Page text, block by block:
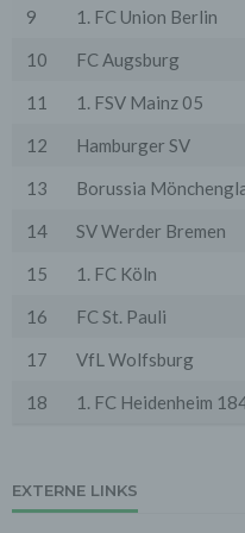
9
1. FC Union Berlin
10
FC Augsburg
11
1. FSV Mainz 05
12
Hamburger SV
13
Borussia
14
SV Werder Bremen
15
1. FC Köln
16
FC St. Pauli
17
VfL Wolfsburg
18
1. FC Heidenheim
EXTERNE LINKS
Zwecke, wenn diese
vertraglichen
oder Email) werden die
Anschlussfragen
ihren
entgegenstehen.
4. Erhebung von
auf dem sich dieser
Serverlogfiles). Zu den
der abgerufenen
des Abrufs,
Betriebssystem des
Wir verwenden die
Person des Nutzers